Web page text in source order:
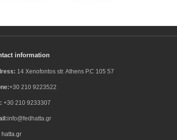
information
14 Xenofontos str. Athens P.C 105 57
+30 210 9223522
+30 210 9233307
info@fedhatta.gr
hatta.gr